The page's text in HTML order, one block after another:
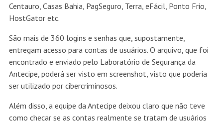
Centauro, Casas Bahia, PagSeguro, Terra, eFácil, Ponto Frio,
HostGator etc.
São mais de 360 logins e senhas que, supostamente,
entregam acesso para contas de usuários. O arquivo, que foi
encontrado e enviado pelo Laboratório de Segurança da
Antecipe, poderá ser visto em screenshot, visto que poderia
ser utilizado por cibercriminosos.
Além disso, a equipe da Antecipe deixou claro que não teve
como checar se as contas realmente se tratam de usuários